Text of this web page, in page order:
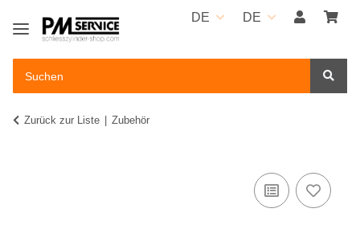
DE DE
Zurück zur Liste Zubehör